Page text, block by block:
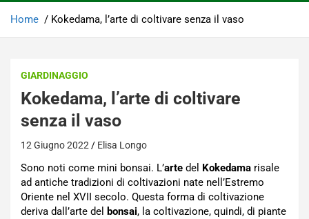
Home Kokedama, l’arte di coltivare senza il vaso
GIARDINAGGIO
Kokedama, l’arte di coltivare
senza il vaso
12 Giugno 2022 Elisa Longo
Sono noti come mini bonsai. L’arte del Kokedama risale
ad antiche tradizioni di coltivazioni nate nell’Estremo
Oriente nel XVII secolo. Questa forma di coltivazione
deriva dall’arte del bonsai, la coltivazione, quindi, di piante